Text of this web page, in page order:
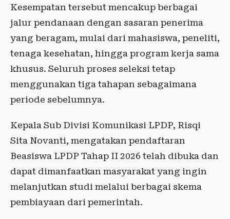
Kesempatan tersebut mencakup berbagai
jalur pendanaan dengan sasaran penerima
yang beragam, mulai dari mahasiswa, peneliti,
tenaga kesehatan, hingga program kerja sama
khusus. Seluruh proses seleksi tetap
menggunakan tiga tahapan sebagaimana
periode sebelumnya.
Kepala Sub Divisi Komunikasi LPDP, Risqi
Sita Novanti, mengatakan pendaftaran
Beasiswa LPDP Tahap II 2026 telah dibuka dan
dapat dimanfaatkan masyarakat yang ingin
melanjutkan studi melalui berbagai skema
pembiayaan dari pemerintah.